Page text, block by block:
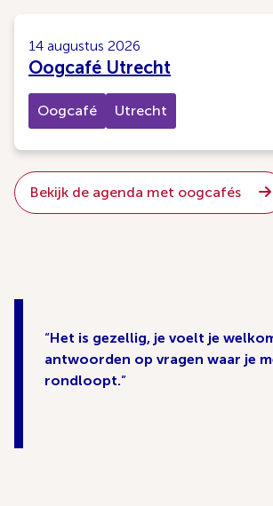
14 augustus 2026
Oogcafé Utrecht
Oogcafé Utrecht
Bekijk de agenda met oogcafés
Het is gezellig, je voelt je
antwoorden op vragen waar je
rondloopt.